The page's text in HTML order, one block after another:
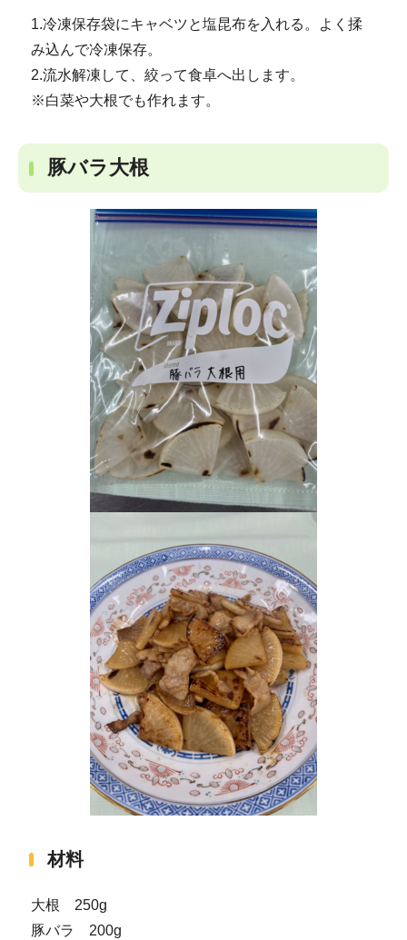
1.冷凍保存袋にキャベツと塩昆布を入れる。よく揉
み込んで冷凍保存。
2.流水解凍して、絞って食卓へ出します。
※白菜や大根でも作れます。
豚バラ大根
材料
大根 250g
豚バラ 200g